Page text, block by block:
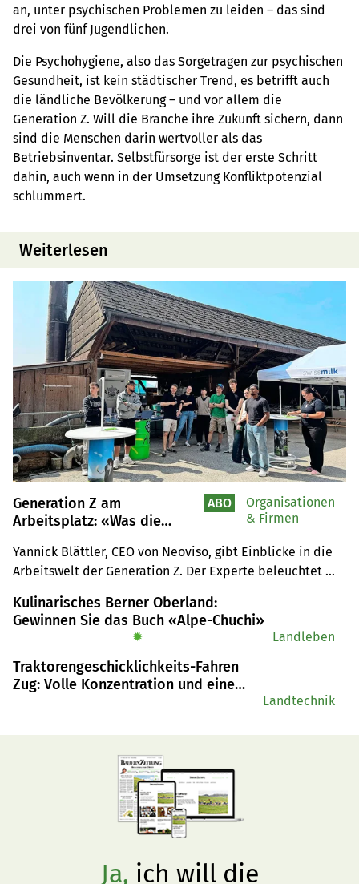
an, unter psychischen Problemen zu leiden – das sind
drei von fünf Jugendlichen.
Die Psychohygiene, also das Sorgetragen zur psychischen
Gesundheit, ist kein städtischer Trend, es betrifft auch
die ländliche Bevölkerung – und vor allem die
Generation Z. Will die Branche ihre Zukunft sichern, dann
sind die Menschen darin wertvoller als das
Betriebsinventar. Selbstfürsorge ist der erste Schritt
dahin, auch wenn in der Umsetzung Konfliktpotenzial
schlummert.
Weiterlesen
Generation Z am
Arbeitsplatz: «Was die
ein Gewinn»
Yannick Blättler, CEO von Neoviso, gibt Einblicke in die
Arbeitswelt der Generation Z. Der Experte beleuchtet
mit denen Unternehmen konfrontiert sind.
ABO
Organisationen
& Firmen
Kulinarisches Berner Oberland:
Gewinnen Sie das Buch «Alpe-Chuchi»
✹ Landleben
Traktorengeschicklichkeits-Fahren
Zug: Volle Konzentration und eine
Landtechnik
Ja, ich will die